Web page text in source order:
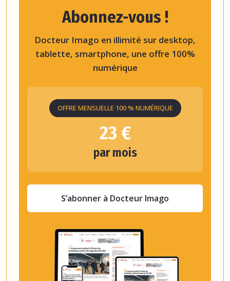
Abonnez-vous !
Docteur Imago en illimité sur desktop,
tablette, smartphone, une offre 100%
numérique
OFFRE MENSUELLE 100 % NUMÉRIQUE
23 €
par mois
S’abonner à Docteur Imago